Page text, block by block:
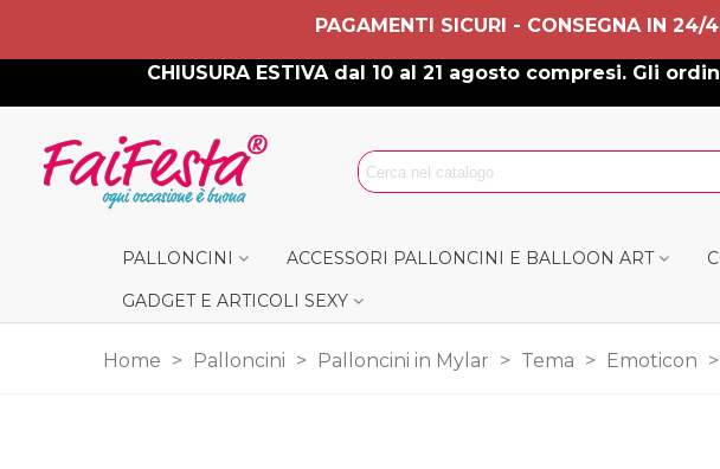
PAGAMENTI SICURI - CONSEGNA IN
CHIUSURA ESTIVA dal 10 al 21 agosto compresi. Gli
PALLONCINI ACCESSORI PALLONCINI E BALLOON ART
GADGET E ARTICOLI SEXY
Home > Palloncini > Palloncini in Mylar > Tema > Emoticon >